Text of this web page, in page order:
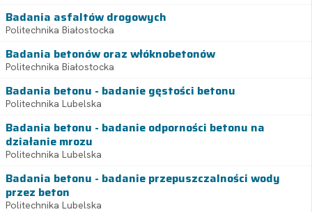
Badania asfaltów drogowych
Politechnika Białostocka
Badania betonów oraz włóknobetonów
Politechnika Białostocka
Badania betonu - badanie gęstości betonu
Politechnika Lubelska
Badania betonu - badanie odporności betonu na
działanie mrozu
Politechnika Lubelska
Badania betonu - badanie przepuszczalności wody
przez beton
Politechnika Lubelska